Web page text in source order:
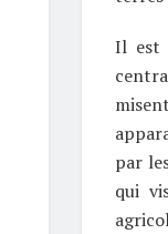
Il est
par
qui